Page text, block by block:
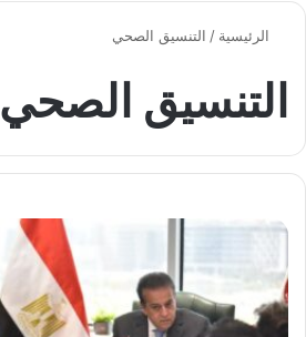
الرئيسية / التنسيق الصحي
التنسيق الصحي